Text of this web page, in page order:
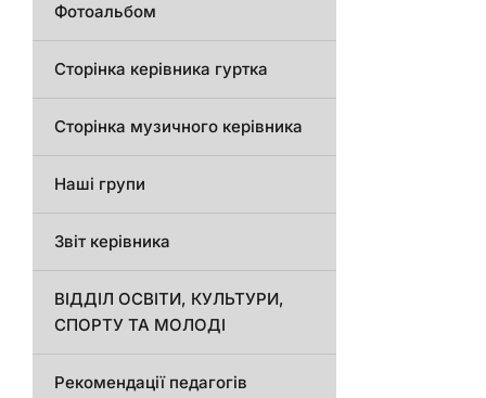
Фотоальбом
Сторінка керівника гуртка
Сторінка музичного керівника
Наші групи
Звіт керівника
ВІДДІЛ ОСВІТИ, КУЛЬТУРИ,
СПОРТУ ТА МОЛОДІ
Рекомендації педагогів